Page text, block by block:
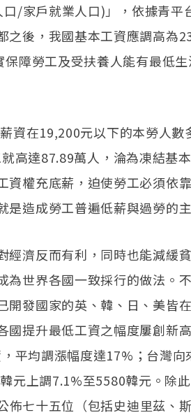
/家戶就業人口)」，依據青平
之後，我國基本工資應調高為
障勞工及受扶養人能有最低
資在19,200元以下的本勞人數
高達87.89萬人，淪為凍結基
權充底薪，迫使勞工必須依
造成勞工普遍低薪與過勞的
經濟反而有利，同時也能減緩
為世界各國一致採行的做法。
開發國家的英、韓、日、美皆
國提升最低工資之幅度屢創新
平均調漲幅度達17%；台灣向
元上調7.1%至5580韓元。除此
佈七十五位（包括史迪里茲、